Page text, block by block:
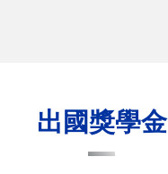
出國獎學金